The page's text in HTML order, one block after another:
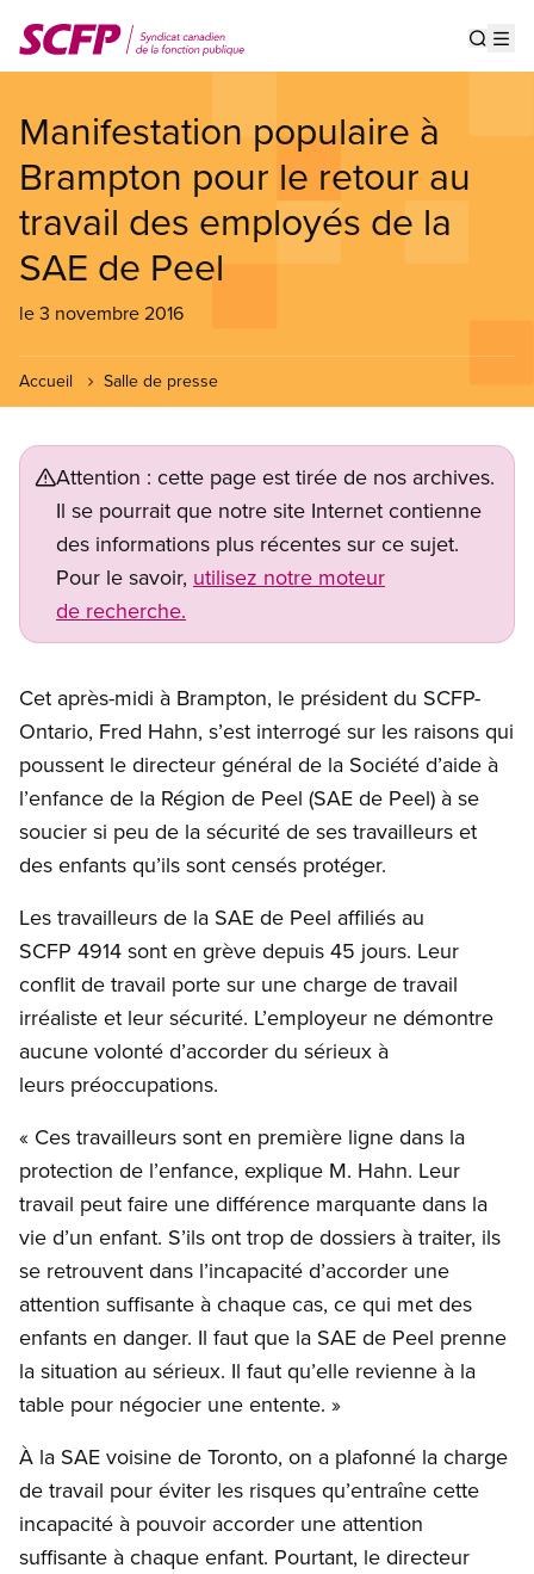
au
contenu
Manifestation populaire à
Brampton pour le retour au
travail des employés de la
SAE de Peel
le 3 novembre 2016
Accueil Salle de presse
Attention : cette page est tirée de nos archives.
Il se pourrait que notre site Internet contienne
des informations plus récentes sur ce sujet.
Pour le savoir, utilisez notre moteur
de recherche.
Cet après-midi à Brampton, le président du SCFP-
Ontario, Fred Hahn, s’est interrogé sur les raisons qui
poussent le directeur général de la Société d’aide à
l’enfance de la Région de Peel (SAE de Peel) à se
soucier si peu de la sécurité de ses travailleurs et
des enfants qu’ils sont censés protéger.
Les travailleurs de la SAE de Peel affiliés au
SCFP 4914 sont en grève depuis 45 jours. Leur
conflit de travail porte sur une charge de travail
irréaliste et leur sécurité. L’employeur ne démontre
aucune volonté d’accorder du sérieux à
leurs préoccupations.
« Ces travailleurs sont en première ligne dans la
protection de l’enfance, explique M. Hahn. Leur
travail peut faire une différence marquante dans la
vie d’un enfant. S’ils ont trop de dossiers à traiter, ils
se retrouvent dans l’incapacité d’accorder une
attention suffisante à chaque cas, ce qui met des
enfants en danger. Il faut que la SAE de Peel prenne
la situation au sérieux. Il faut qu’elle revienne à la
table pour négocier une entente. »
À la SAE voisine de Toronto, on a plafonné la charge
de travail pour éviter les risques qu’entraîne cette
incapacité à pouvoir accorder une attention
suffisante à chaque enfant. Pourtant, le directeur